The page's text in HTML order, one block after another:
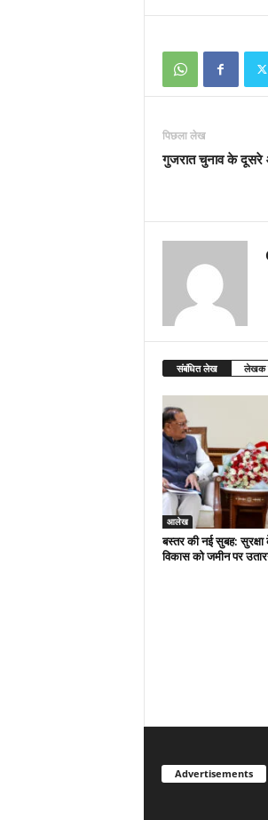
पिछला लेख
गुजरात चुनाव के दूसरे
संबंधित लेख लेखक
आलेख
बस्तर की नई सुबह:
विकास को जमीन पर
Advertisements